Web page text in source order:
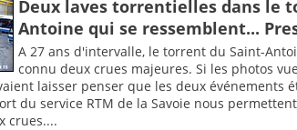
Deux laves torrentielles dans le
Antoine qui se ressemblent...
A 27 ans d'intervalle, le torrent du Saint-
connu deux crues majeures. Si les photos
laisser penser que les deux événements
du service RTM de la Savoie nous
crues....